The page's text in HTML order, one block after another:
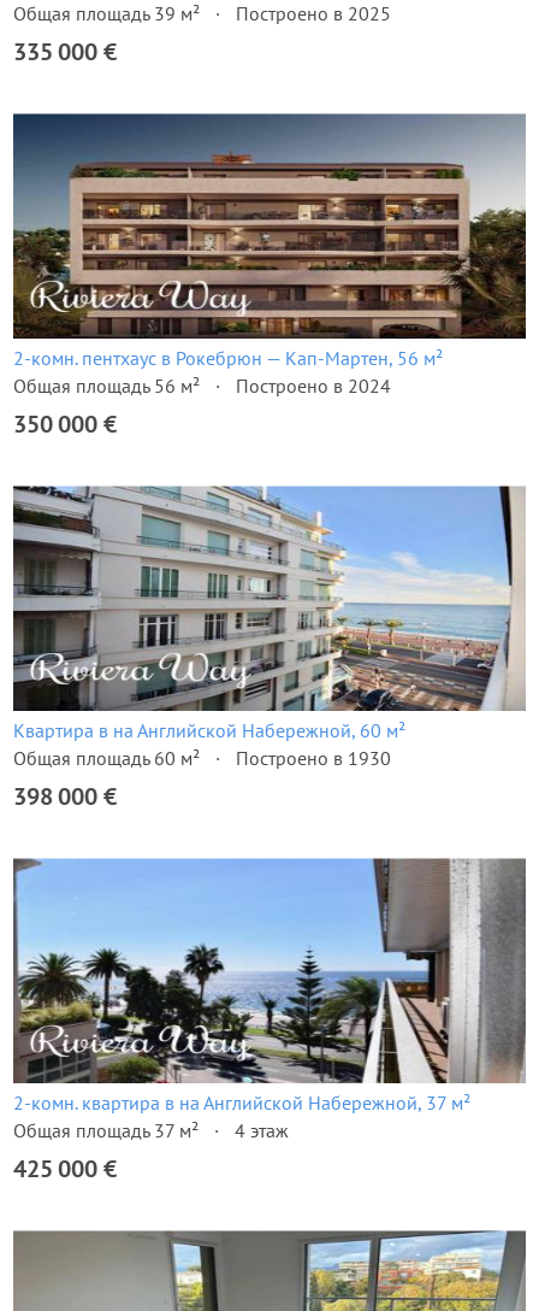
Общая площадь 39 м²
Построено в 2025
335 000 €
2-комн. пентхаус в Рокебрюн — Кап-Мартен, 56 м²
Общая площадь 56 м²
Построено в 2024
350 000 €
Квартира в на Английской Набережной, 60 м²
Общая площадь 60 м²
Построено в 1930
398 000 €
2-комн. квартира в на Английской Набережной, 37 м²
Общая площадь 37 м²
4 этаж
425 000 €